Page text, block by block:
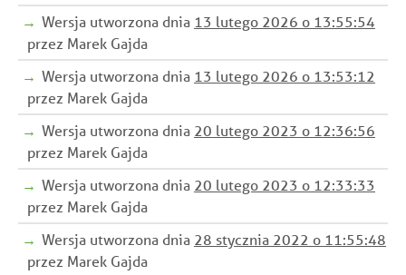
Wersja utworzona dnia 13 lutego 2026 o 13:55:54
przez Marek Gajda
Wersja utworzona dnia 13 lutego 2026 o 13:53:12
przez Marek Gajda
Wersja utworzona dnia 20 lutego 2023 o 12:36:56
przez Marek Gajda
Wersja utworzona dnia 20 lutego 2023 o 12:33:33
przez Marek Gajda
Wersja utworzona dnia 28 stycznia 2022 o 11:55:48
przez Marek Gajda